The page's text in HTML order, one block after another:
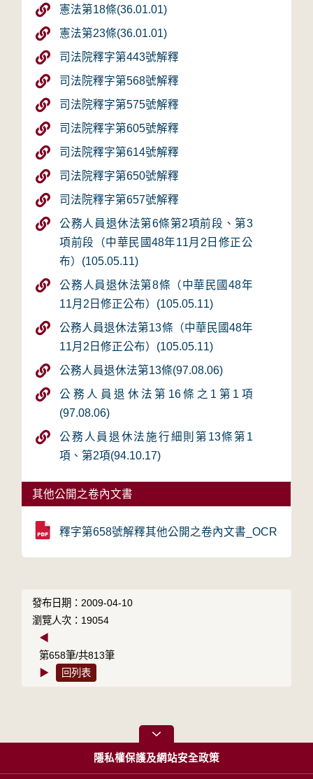
憲法第18條(36.01.01)
憲法第23條(36.01.01)
司法院釋字第443號解釋
司法院釋字第568號解釋
司法院釋字第575號解釋
司法院釋字第605號解釋
司法院釋字第614號解釋
司法院釋字第650號解釋
司法院釋字第657號解釋
公務人員退休法第6條第2項前段、第3
項前段（中華民國48年11月2日修正公
布）(105.05.11)
公務人員退休法第8條（中華民國48年
11月2日修正公布）(105.05.11)
公務人員退休法第13條（中華民國48年
11月2日修正公布）(105.05.11)
公務人員退休法第13條(97.08.06)
公務人員退休法第16條之1第1項
(97.08.06)
公務人員退休法施行細則第13條第1
項、第2項(94.10.17)
其他公開之卷內文書
釋字第658號解釋其他公開之卷內文書_OCR
發布日期：2009-04-10
瀏覽人次：19054
◀
第658筆/共813筆
▶
回列表
隱私權保護及網站安全政策